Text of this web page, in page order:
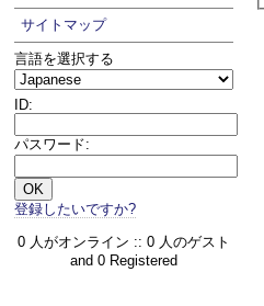
サイトマップ
言語を選択する
ID:
パスワード:
登録したいですか?
0 人がオンライン :: 0 人のゲスト
and 0 Registered